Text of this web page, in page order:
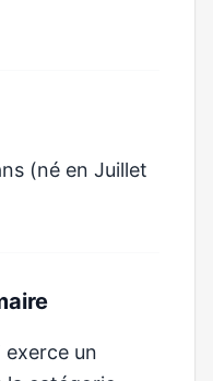
(né en Juillet
exerce un